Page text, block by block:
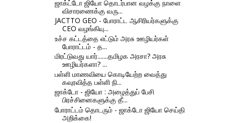
ஜாக்ட்டோ ஜியோ தொடர்பான வழக்கு நாளை
விசாரணைக்கு வரு...
JACTTO GEO - போராட்ட ஆசிரியர்களுக்கு
CEO வழங்கியு...
உச்ச கட்டத்தை எட்டும் அரசு ஊழியர்கள்
போராட்டம் - த...
மிரட்டுவது யார்.......தமிழக அரசா? அரசு
ஊழியர்களா? ...
பள்ளி மாணவியை கொடியேற்ற வைத்து
கவுரவித்த பள்ளி நி...
ஜாக்டோ - ஜியோ : அழைத்துப் பேசி
பிரச்சினைகளுக்கு தீ...
போராட்டம் தொடரும் - ஜாக்டோ ஜியோ செய்தி
அறிக்கை!